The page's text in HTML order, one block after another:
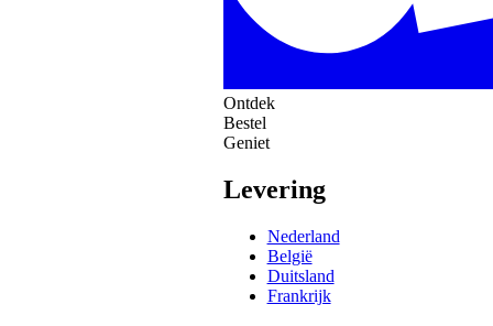
Ontdek
Bestel
Geniet
Levering
Nederland
België
Duitsland
Frankrijk